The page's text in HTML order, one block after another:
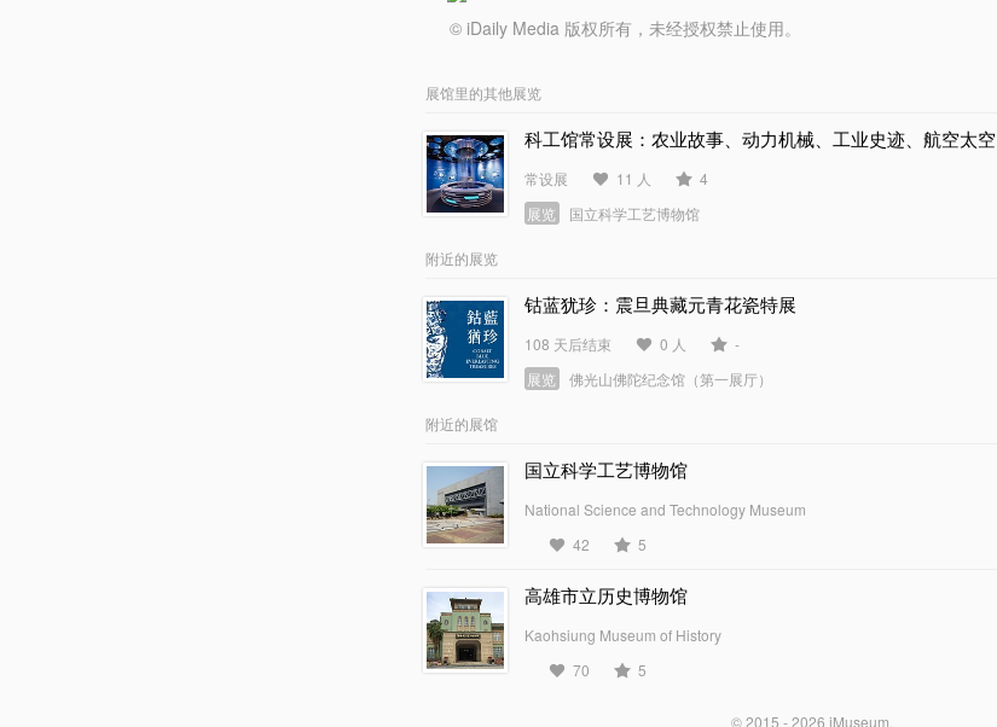
© iDaily Media 版权所有，未经授权禁止使用。
展馆里的其他展览
科工馆常设展：农业故事、动力机械、工业史迹、航空太空
常设展 11 人
4
展览
国立科学工艺博物馆
附近的展览
钴蓝犹珍：震旦典藏元青花瓷特展
108 天后结束 0 人
-
展览
佛光山佛陀纪念馆（第一展厅）
附近的展馆
国立科学工艺博物馆
National Science and Technology Museum
42
5
高雄市立历史博物馆
Kaohsiung Museum of History
70
5
© 2015 - 2026 iMuseum